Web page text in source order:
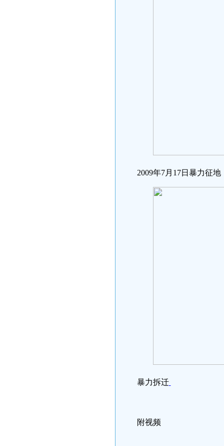
2009年7月17日暴力征地
暴力拆迁
附视频